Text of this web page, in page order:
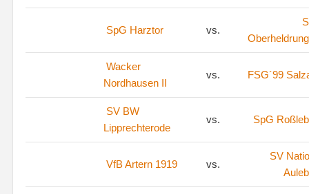
SpG Harztor vs.
Wacker
Nordhausen II
vs. FSG´99
SV BW
Lipprechterode
vs. SpG
VfB Artern 1919 vs.
SV